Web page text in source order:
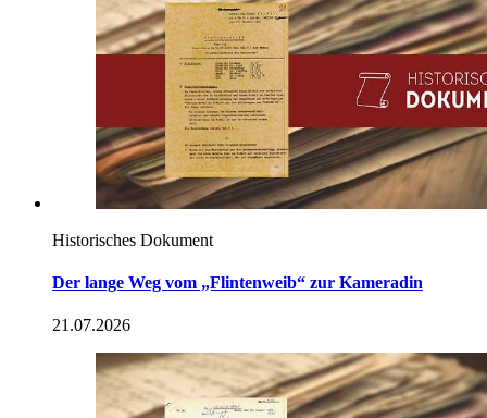
Historisches Dokument
Der lange Weg vom „Flintenweib“ zur Kameradin
21.07.2026